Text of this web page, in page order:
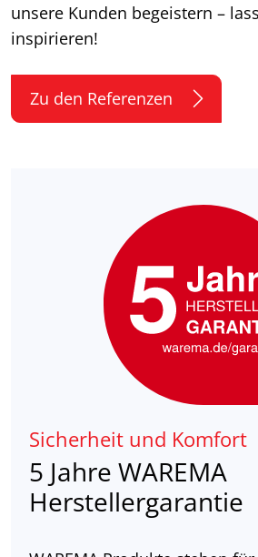
unsere Kunden begeistern –
inspirieren!
Zu den Referenzen
Sicherheit und Komfort
5 Jahre WAREMA
Herstellergarantie